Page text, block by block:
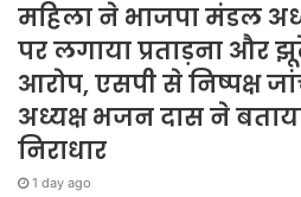
महिला ने भाजपा मंडल
पर लगाया प्रताड़ना और
आरोप, एसपी से निष्पक्ष
अध्यक्ष भजन दास ने
निराधार
1 day ago